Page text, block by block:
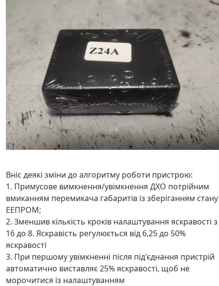
Вніс деякі зміни до алгоритму роботи пристрою:
1. Примусове вимкнення/увімкнення ДХО потрійним
вмиканням перемикача габаритів із зберіганням
ЕЕПРОМ;
2. Зменшив кількість кроків налаштування яскравості з
16 до 8. Яскравість регулюється від 6,25 до 50%
яскравості
3. При першому увімкненні після під'єднання пристрій
автоматично виставляє 25% яскравості, щоб не
морочитися із налаштуванням